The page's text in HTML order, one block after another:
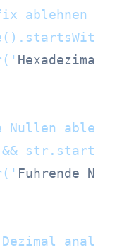
ablehnen
Nullen
Fuhrende